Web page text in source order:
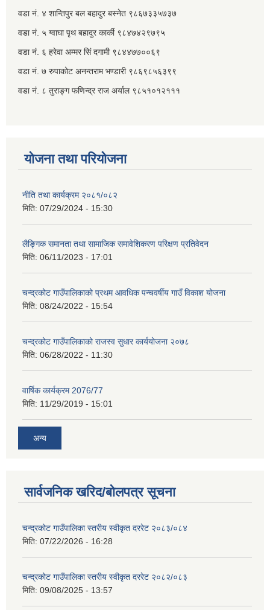
वडा नं. ४ शान्तिपुर बल बहादुर बस्नेत​ ९८६७३३५७३७
वडा नं. ५ ग्वाघा पृथ बहादुर कार्की ९८४७४२९७९५
वडा नं. ६ हरेवा अम्मर सिं दगामी​ ९८४४७७००६९
वडा नं. ७ ‌‍रुपाकोट अनन्तराम भण्डारी ९८६९८५६३९९
वडा नं. ८ तुराङ्ग फणिन्द्र राज अर्याल ९८५१०१२१११
योजना तथा परियोजना
नीति तथा कार्यक्रम २०८१/०८२
मिति: 07/29/2024 - 15:30
लैङ्गिक समानता तथा सामाजिक समावेशिकरण परिक्षण प्रतिवेदन
मिति: 06/11/2023 - 17:01
चन्द्रकोट गाउँपालिकाको प्रथम आवधिक पन्चवर्षीय गाउँ विकाश योजना
मिति: 08/24/2022 - 15:54
चन्द्रकोट गाउँपालिकाको राजस्व सुधार कार्ययोजना २०७८
मिति: 06/28/2022 - 11:30
वार्षिक कार्यक्रम 2076/77
मिति: 11/29/2019 - 15:01
अन्य
सार्वजनिक खरिद/बोलपत्र सूचना
चन्द्रकोट गाउँपालिका स्तरीय स्वीकृत दररेट २०८३/०८४
मिति: 07/22/2026 - 16:28
चन्द्रकोट गाउँपालिका स्तरीय स्वीकृत दररेट २०८२/०८३
मिति: 09/08/2025 - 13:57